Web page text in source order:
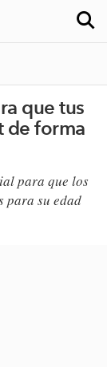
que tus
de forma
para que los
para su edad